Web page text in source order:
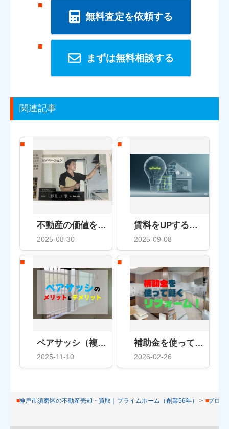
無料査定を依頼する
まずは無料相談する
関連記事
不動産の価値を高めるためのリフォーム術
2025-08-30
賃料をUPする賢いリフォーム術とは？
2025-09-08
ペアサッシ（複層ガラス）のメリット、デメリット！
2025-11-10
補助金を使って賢くリフォーム！
2026-02-26
神戸市須磨区の不動産売却・買取｜プライムホーム（創業56年） ブログ